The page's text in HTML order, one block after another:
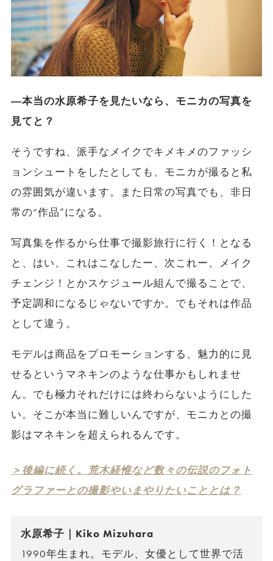
―本当の水原希子を見たいなら、モニカの写真を
見てと？
そうですね、派手なメイクでキメキメのファッシ
ョンシュートをしたとしても、モニカが撮ると私
の雰囲気が違います。また日常の写真でも、非日
常の“作品”になる。
写真集を作るから仕事で撮影旅行に行く！となる
と、はい、これはこなしたー、次これー、メイク
チェンジ！とかスケジュール組んで撮ることで、
予定調和になるじゃないですか。でもそれは作品
として違う。
モデルは商品をプロモーションする、魅力的に見
せるというマネキンのような仕事かもしれませ
ん。でも極力それだけには終わらないようにした
い。そこが本当に難しいんですが、モニカとの撮
影はマネキンを超えられるんです。
＞後編に続く。荒木経惟など数々の伝説のフォト
グラファーとの撮影やいまやりたいこととは？
水原希子｜Kiko Mizuhara
1990年生まれ。モデル、女優として世界で活